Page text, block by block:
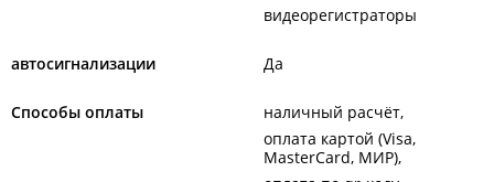
видеорегистраторы
автосигнализации Да
Способы оплаты
наличный расчёт
оплата картой (Visa,
MasterCard, МИР)